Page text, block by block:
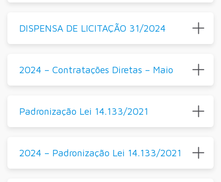
DISPENSA DE LICITAÇÃO 31/2024
2024 – Contratações Diretas – Maio
Padronização Lei 14.133/2021
2024 – Padronização Lei 14.133/2021